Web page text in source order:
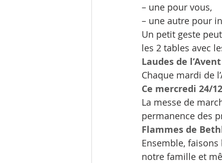
– une pour vous,
– une autre pour
Un petit geste
les 2 tables avec
Laudes de l’Avent
Chaque mardi de
Ce mercredi 24/
La messe de
permanence des
Flammes de
Ensemble,
notre famille et